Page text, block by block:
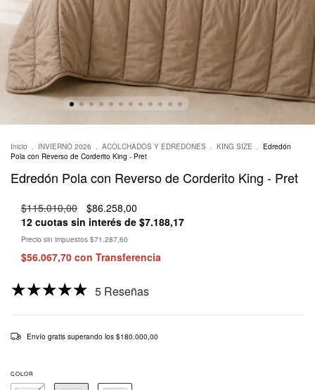
Inicio . INVIERNO 2026 . ACOLCHADOS Y EDREDONES . KING SIZE . Edredón
Pola con Reverso de Corderito King - Pret
Edredón Pola con Reverso de Corderito King - Pret
$115.010,00
$86.258,00
12 cuotas sin interés de $7.188,17
Precio sin impuestos $71.287,60
$56.067,70 con Transferencia
5 Reseñas
Envío gratis superando los $180.000,00
COLOR